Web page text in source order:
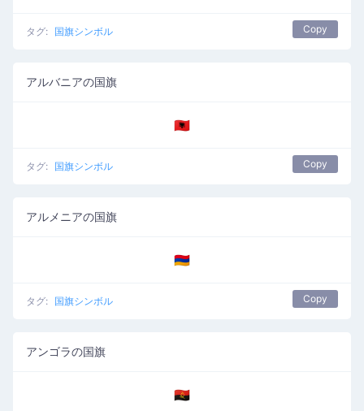
タグ: 国旗シンボル Copy
アルバニアの国旗
🇦🇱
タグ: 国旗シンボル Copy
アルメニアの国旗
🇦🇲
タグ: 国旗シンボル Copy
アンゴラの国旗
🇦🇴